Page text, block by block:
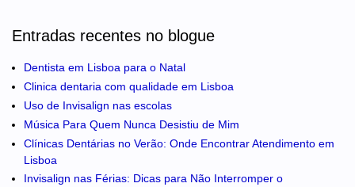
Entradas recentes no blogue
Dentista em Lisboa para o Natal
Clinica dentaria com qualidade em Lisboa
Uso de Invisalign nas escolas
Música Para Quem Nunca Desistiu de Mim
Clínicas Dentárias no Verão: Onde Encontrar Atendimento em
Lisboa
Invisalign nas Férias: Dicas para Não Interromper o